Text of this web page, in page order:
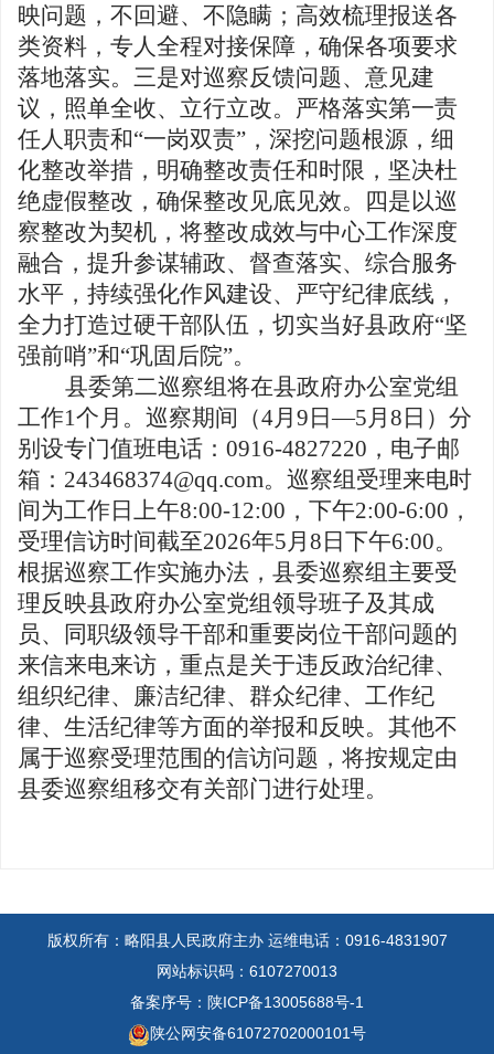
映问题，不回避、不隐瞒；高效梳理报送各
类资料，专人全程对接保障，确保各项要求
落地落实。三是对巡察反馈问题、意见建
议，照单全收、立行立改。严格落实第一责
任人职责和“一岗双责”，深挖问题根源，细
化整改举措，明确整改责任和时限，坚决杜
绝虚假整改，确保整改见底见效。四是以巡
察整改为契机，将整改成效与中心工作深度
融合，提升参谋辅政、督查落实、综合服务
水平，持续强化作风建设、严守纪律底线，
全力打造过硬干部队伍，切实当好县政府“坚
强前哨”和“巩固后院”。
县委第二巡察组将在县政府办公室党组
工作1个月。巡察期间（4月 9 日—5月 8 日）分
别设专门值班电话： 0916-4827220 ， 电子邮
箱 ： 243468374@qq.com。巡察组 受理来电时
间为工作日 上午8:00-12:00 ， 下午2:00-6:00 ，
受理信访时间截至2026年5月 8 日 下午6:00。
根据巡察工作实施办法，县委巡察组主要受
理反映县政府办公室党组领导班子及其成
员、同职级领导干部和重要岗位干部问题的
来信来电来访，重点是关于违反政治纪律、
组织纪律、廉洁纪律、群众纪律、工作纪
律、生活纪律等方面的举报和反映。其他不
属于巡察受理范围的信访问题，将按规定由
县委巡察组移交有关部门进行处理。
版权所有：略阳县人民政府主办 运维电话：0916-4831907
网站标识码：6107270013
备案序号：陕ICP备13005688号-1
陕公网安备61072702000101号